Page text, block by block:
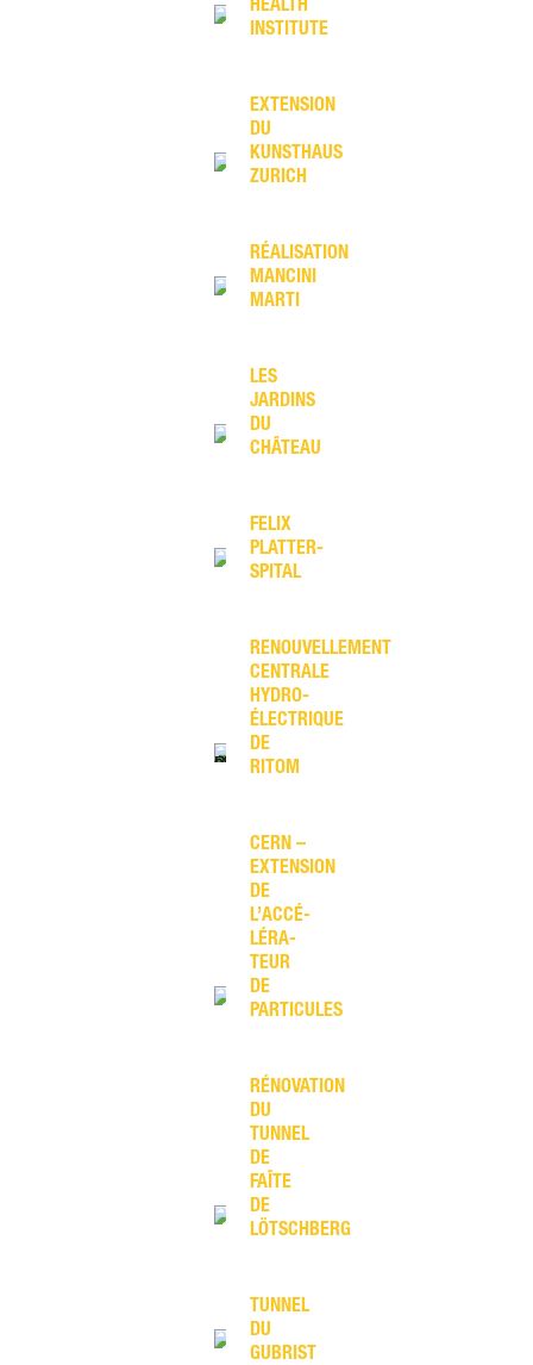
INSTITUTE
EXTENSION
DU
KUNSTHAUS
ZURICH
RÉALISATION
MANCINI
MARTI
LES
JARDINS
DU
CHÂTEAU
FELIX
PLATTER-
SPITAL
RENOUVELLEMENT
CENTRALE
HYDRO­
ÉLECTRIQUE
DE
RITOM
CERN –
EXTENSION
DE
L’ACCÉ­
LÉRA­
TEUR
DE
PARTICULES
RÉNOVATION
DU
TUNNEL
DE
FAÎTE
DE
LÖTSCHBERG
TUNNEL
DU
GUBRIST